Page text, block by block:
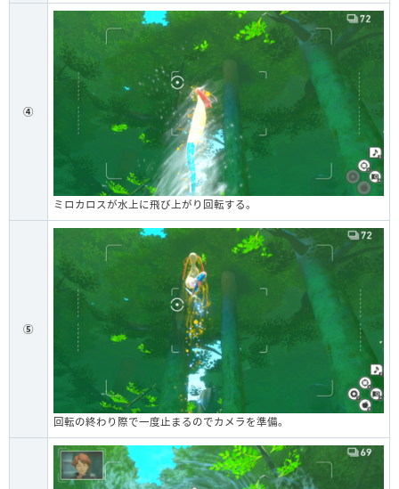
④
ミロカロスが水上に飛び上がり回転する。
⑤
回転の終わり際で一度止まるのでカメラを準備。